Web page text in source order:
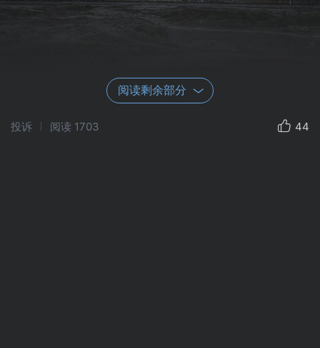
阅读剩余部分
投诉 阅读 1703 44